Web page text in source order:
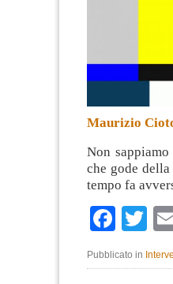
Maurizio
Non
che gode
tempo fa
Pubblicato in